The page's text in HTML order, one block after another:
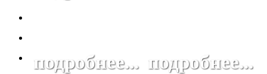
подробнее...
подробнее...